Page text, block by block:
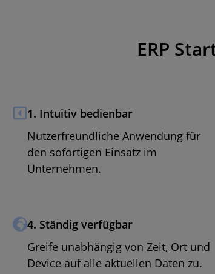
ERP
1. Intuitiv bedienbar
Nutzerfreundliche Anwendung für
den sofortigen Einsatz im
Unternehmen.
4. Ständig verfügbar
Greife unabhängig von Zeit, Ort und
Device auf alle aktuellen Daten zu.